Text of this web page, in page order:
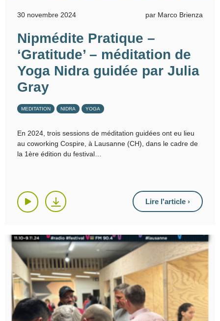
30 novembre 2024 par Marco Brienza
Nipmédite Pratique –
‘Gratitude’ – méditation de
Yoga Nidra guidée par Julia
Gray
MEDITATION NIDRA YOGA
En 2024, trois sessions de méditation guidées ont eu lieu
au coworking Cospire, à Lausanne (CH), dans le cadre de
la 1ère édition du festival
Lire l'article ›